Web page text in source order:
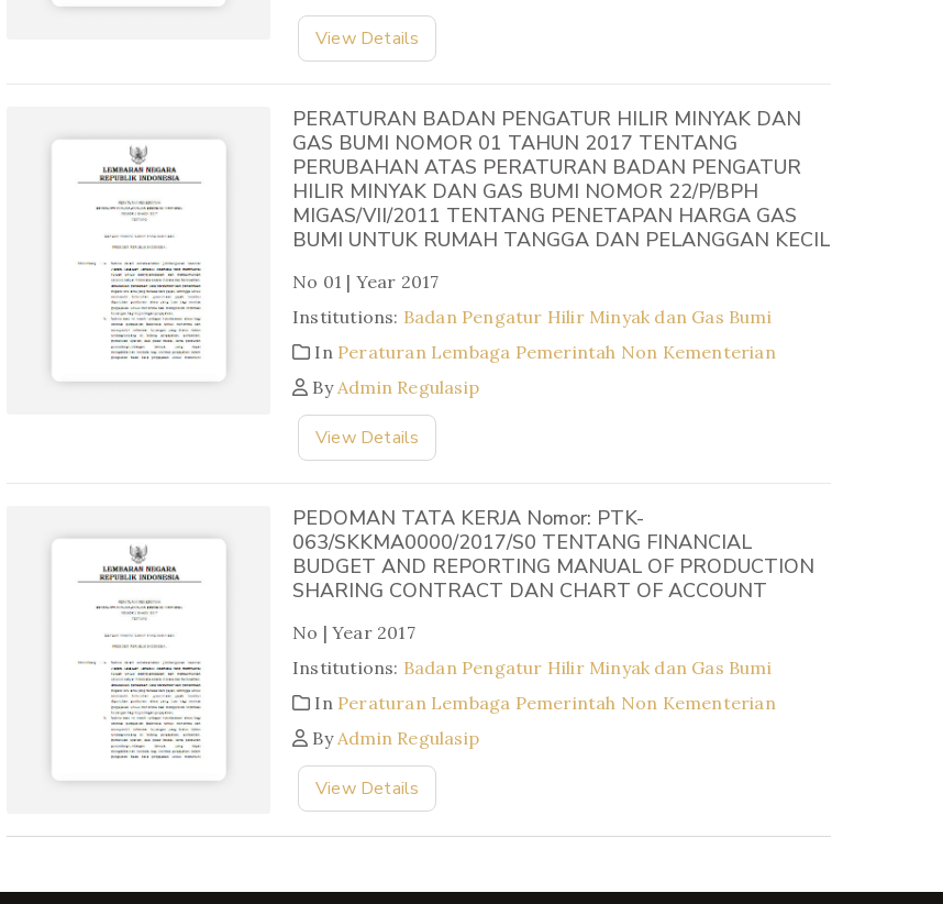
View Details
PERATURAN BADAN PENGATUR HILIR MINYAK DAN
GAS BUMI NOMOR 01 TAHUN 2017 TENTANG
PERUBAHAN ATAS PERATURAN BADAN PENGATUR
HILIR MINYAK DAN GAS BUMI NOMOR 22/P/BPH
MIGAS/VII/2011 TENTANG PENETAPAN HARGA GAS
BUMI UNTUK RUMAH TANGGA DAN PELANGGAN KECIL
No 01 | Year 2017
Institutions: Badan Pengatur Hilir Minyak dan Gas Bumi
In Peraturan Lembaga Pemerintah Non Kementerian
ByAdmin Regulasip
View Details
PEDOMAN TATA KERJA Nomor: PTK-
063/SKKMA0000/2017/S0 TENTANG FINANCIAL
BUDGET AND REPORTING MANUAL OF PRODUCTION
SHARING CONTRACT DAN CHART OF ACCOUNT
No | Year 2017
Institutions: Badan Pengatur Hilir Minyak dan Gas Bumi
In Peraturan Lembaga Pemerintah Non Kementerian
ByAdmin Regulasip
View Details